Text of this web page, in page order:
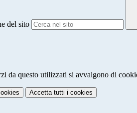
del sito
da questo utilizzati si avvalgono di
Accetta tutti i cookies